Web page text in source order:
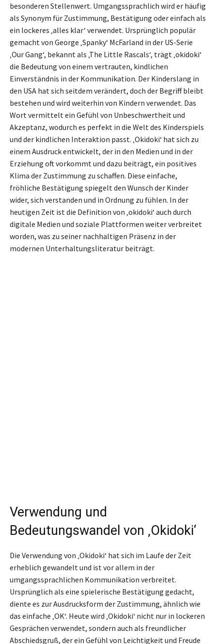
besonderen Stellenwert. Umgangssprachlich wird er häufig
als Synonym für Zustimmung, Bestätigung oder einfach als
ein lockeres ‚alles klar‘ verwendet. Ursprünglich populär
gemacht von George ‚Spanky‘ McFarland in der US-Serie
‚Our Gang‘, bekannt als ‚The Little Rascals‘, trägt ‚okidoki‘
die Bedeutung von einem vertrauten, kindlichen
Einverständnis in der Kommunikation. Der Kinderslang in
den USA hat sich seitdem verändert, doch der Begriff bleibt
bestehen und wird weiterhin von Kindern verwendet. Das
Wort vermittelt ein Gefühl von Unbeschwertheit und
Akzeptanz, wodurch es perfekt in die Welt des Kinderspiels
und der kindlichen Interaktion passt. ‚Okidoki‘ hat sich zu
einem Ausdruck entwickelt, der in den Medien und in der
Erziehung oft vorkommt und dazu beiträgt, ein positives
Klima der Zustimmung zu schaffen. Diese einfache,
fröhliche Bestätigung spiegelt den Wunsch der Kinder
wider, sich verstanden und in Ordnung zu fühlen. In der
heutigen Zeit ist die Definition von ‚okidoki‘ auch durch
digitale Medien und soziale Plattformen weiter verbreitet
worden, was zu seiner nachhaltigen Präsenz in der
modernen Unterhaltungsliteratur beiträgt.
Verwendung und
Bedeutungswandel von ‚Okidoki‘
Die Verwendung von ‚Okidoki‘ hat sich im Laufe der Zeit
erheblich gewandelt und ist vor allem in der
umgangssprachlichen Kommunikation verbreitet.
Ursprünglich als eine spielerische Bestätigung gedacht,
diente es zur Ausdrucksform der Zustimmung, ähnlich wie
das einfache ‚OK‘. Heute wird ‚Okidoki‘ nicht nur in lockeren
Gesprächen verwendet, sondern auch als freundlicher
Abschiedsgruß, der ein Gefühl von Leichtigkeit und Freude